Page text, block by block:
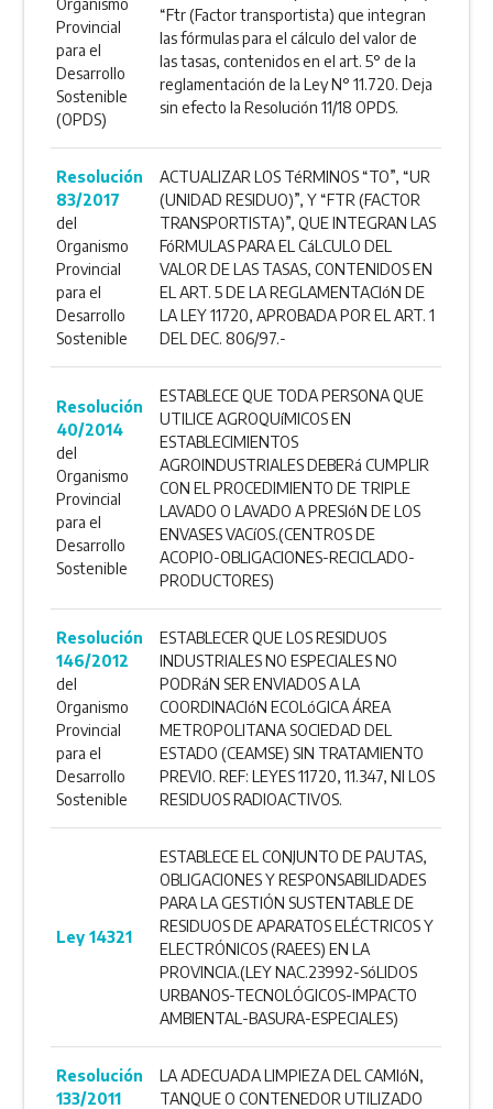
Provincial
para el
Desarrollo
Sostenible
(OPDS)
“Ftr (Factor transportista) que integran
las fórmulas para el cálculo del valor de
las tasas, contenidos en el art. 5° de la
reglamentación de la Ley N° 11.720. Deja
sin efecto la Resolución 11/18 OPDS.
Resolución
83/2017
del
Organismo
Provincial
para el
Desarrollo
Sostenible
ACTUALIZAR LOS TéRMINOS “TO”, “UR
(UNIDAD RESIDUO)”, Y “FTR (FACTOR
TRANSPORTISTA)”, QUE INTEGRAN LAS
FóRMULAS PARA EL CáLCULO DEL
VALOR DE LAS TASAS, CONTENIDOS EN
EL ART. 5 DE LA REGLAMENTACIóN DE
LA LEY 11720, APROBADA POR EL ART. 1
DEL DEC. 806/97.-
Resolución
40/2014
del
Organismo
Provincial
para el
Desarrollo
Sostenible
ESTABLECE QUE TODA PERSONA QUE
UTILICE AGROQUíMICOS EN
ESTABLECIMIENTOS
AGROINDUSTRIALES DEBERá CUMPLIR
CON EL PROCEDIMIENTO DE TRIPLE
LAVADO O LAVADO A PRESIóN DE LOS
ENVASES VACíOS.(CENTROS DE
ACOPIO-OBLIGACIONES-RECICLADO-
PRODUCTORES)
Resolución
146/2012
del
Organismo
Provincial
para el
Desarrollo
Sostenible
ESTABLECER QUE LOS RESIDUOS
INDUSTRIALES NO ESPECIALES NO
PODRáN SER ENVIADOS A LA
COORDINACIóN ECOLóGICA ÁREA
METROPOLITANA SOCIEDAD DEL
ESTADO (CEAMSE) SIN TRATAMIENTO
PREVIO. REF: LEYES 11720, 11.347, NI LOS
RESIDUOS RADIOACTIVOS.
Ley 14321
ESTABLECE EL CONJUNTO DE PAUTAS,
OBLIGACIONES Y RESPONSABILIDADES
PARA LA GESTIÓN SUSTENTABLE DE
RESIDUOS DE APARATOS ELÉCTRICOS Y
ELECTRÓNICOS (RAEES) EN LA
PROVINCIA.(LEY NAC.23992-SóLIDOS
URBANOS-TECNOLÓGICOS-IMPACTO
AMBIENTAL-BASURA-ESPECIALES)
Resolución
133/2011
LA ADECUADA LIMPIEZA DEL CAMIóN,
TANQUE O CONTENEDOR UTILIZADO